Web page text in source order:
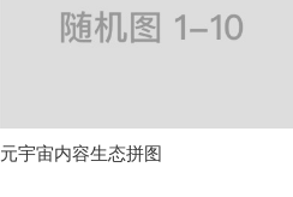
元宇宙内容生态拼图